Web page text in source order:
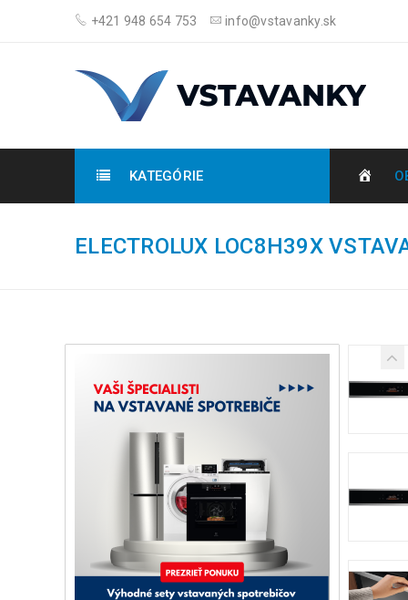
+421 948 654 753 info@vstavanky.sk
KATEGÓRIE
ELECTROLUX LOC8H39X